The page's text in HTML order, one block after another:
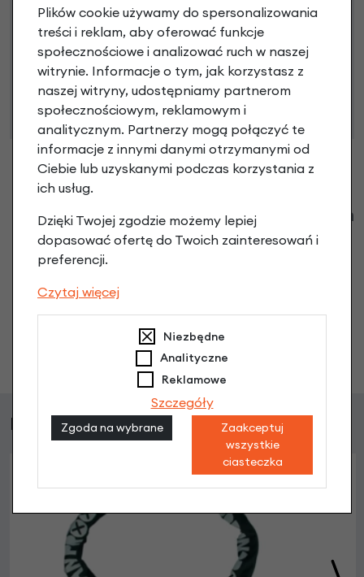
Niniejsza propozycja nie stanowi oferty w rozumieniu art.
66 Kodeksu Cywilnego. Ostateczna decyzja o warunkach
i przyznaniu kredytu zostanie podjęta po ocenie
zdolności kredytowej.
Klienci zadali następujące pytania o ten
produkt
Nikt wcześniej niemiał pytań do tego produktu? A Ty o
Zadaj pytanie
Podobne produkty
Plików cookie używamy do spersonalizowania
treści i reklam, aby oferować funkcje
społecznościowe i analizować ruch w naszej
witrynie. Informacje o tym, jak korzystasz z
naszej witryny, udostępniamy partnerom
społecznościowym, reklamowym i
analitycznym. Partnerzy mogą połączyć te
informacje z innymi danymi otrzymanymi od
Ciebie lub uzyskanymi podczas korzystania z
ich usług.
Dzięki Twojej zgodzie możemy lepiej
dopasować ofertę do Twoich zainteresowań i
preferencji.
Czytaj więcej
Niezbędne
Analityczne
Reklamowe
Szczegóły
Zgoda na wybrane
Zaakceptuj
wszystkie
ciasteczka